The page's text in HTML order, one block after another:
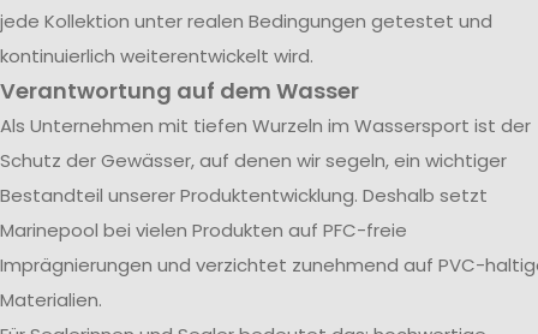
jede Kollektion unter realen Bedingungen getestet und
kontinuierlich weiterentwickelt wird.
Verantwortung auf dem Wasser
Als Unternehmen mit tiefen Wurzeln im Wassersport ist der
Schutz der Gewässer, auf denen wir segeln, ein wichtiger
Bestandteil unserer Produktentwicklung. Deshalb setzt
Marinepool bei vielen Produkten auf PFC-freie
Imprägnierungen und verzichtet zunehmend auf PVC-
Materialien.